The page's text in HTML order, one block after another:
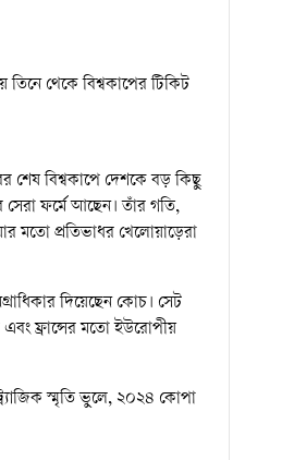
তিনে থেকে বিশ্বকাপের টিকিট
শেষ বিশ্বকাপে দেশকে বড় কিছু
সেরা ফর্মে আছেন। তাঁর গতি,
মতো প্রতিভাধর খেলোয়াড়েরা
দিয়েছেন কোচ। সেট
এবং ফ্রান্সের মতো ইউরোপীয়
স্মৃতি ভুলে, ২০২৪ কোপা